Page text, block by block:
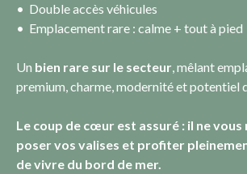
Double accès véhicules
Emplacement rare : calme + tout à pied
Un bien rare sur le secteur, mêlant
premium, charme, modernité et potentiel
Le coup de cœur est assuré : il ne vous
poser vos valises et profiter
de vivre du bord de mer.